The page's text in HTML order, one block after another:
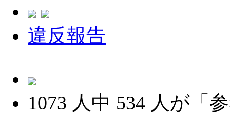
違反報告
1073 人中 534 人が「